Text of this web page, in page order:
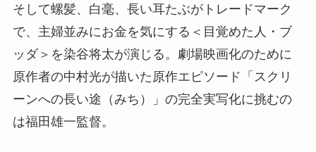
そして螺髪、白毫、長い耳たぶがトレードマーク
で、主婦並みにお金を気にする＜目覚めた人・ブ
ッダ＞を染谷将太が演じる。劇場映画化のために
原作者の中村光が描いた原作エピソード「スクリ
ーンへの長い途（みち）」の完全実写化に挑むの
は福田雄一監督。